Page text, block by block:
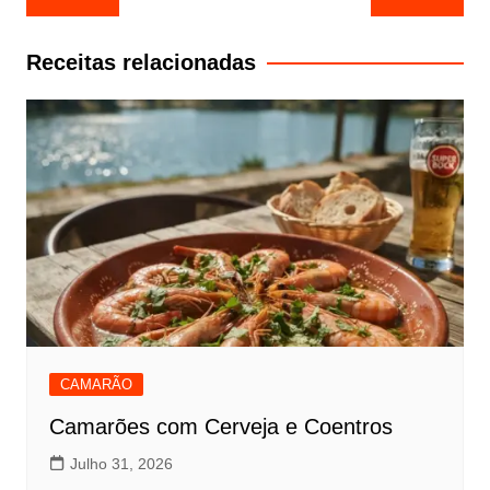
de
artigos
Receitas relacionadas
CAMARÃO
Camarões com Cerveja e Coentros
Julho 31, 2026